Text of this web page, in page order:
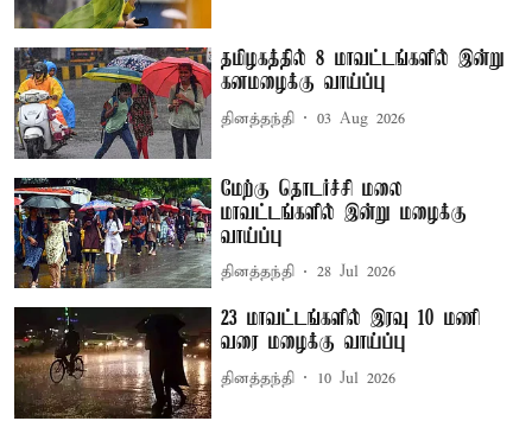
தமிழகத்தில் 8 மாவட்டங்களில் இன்று
கனமழைக்கு வாய்ப்பு
தினத்தந்தி 03 Aug 2026
மேற்கு தொடர்ச்சி மலை
மாவட்டங்களில் இன்று மழைக்கு
வாய்ப்பு
தினத்தந்தி 28 Jul 2026
23 மாவட்டங்களில் இரவு 10 மணி
வரை மழைக்கு வாய்ப்பு
தினத்தந்தி 10 Jul 2026